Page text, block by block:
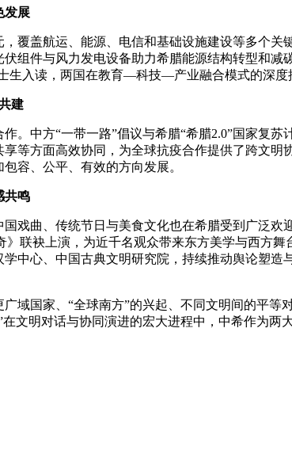
发展
盖航运、能源、电信和基础设施建设等多个关
件与风力发电设备助力希腊能源结构转型和减
生入读，两国在教育—科技—产业融合模式的深度
建
中方“一带一路”倡议与希腊“希腊2.0”国家复苏
等方面高效协同，为全球抗疫合作提供了跨文明
容、公平、有效的方向发展。
共鸣
曲、传统节日与美食文化也在希腊受到广泛欢
联袂上演，为近千名观众带来东方美学与西方舞
中心、中国古典文明研究院，持续推动舆论塑造
国家、“全球南方”的兴起、不同文明间的平等
文明对话与协同演进的宏大进程中，中希作为两